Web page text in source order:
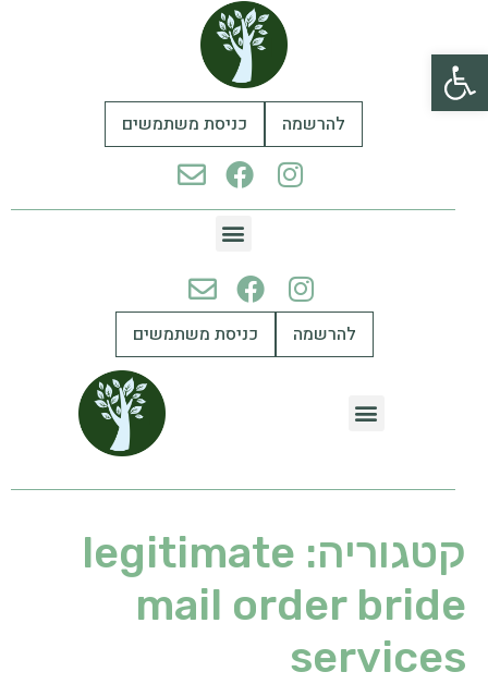
פתח סרגל נגישות
להרשמה כניסת משתמשים
להרשמה כניסת משתמשים
קטגוריה: legitimate
mail order bride
services